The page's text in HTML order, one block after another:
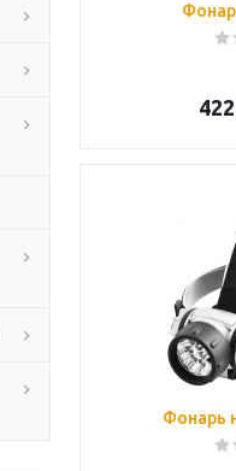
422
Фонарь